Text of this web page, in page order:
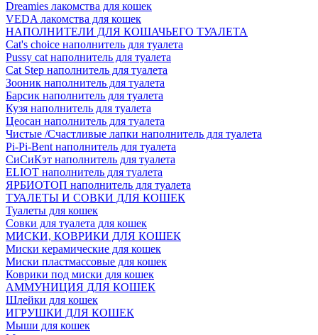
Dreamies лакомства для кошек
VEDA лакомства для кошек
НАПОЛНИТЕЛИ ДЛЯ КОШАЧЬЕГО ТУАЛЕТА
Cat's choice наполнитель для туалета
Pussy cat наполнитель для туалета
Cat Step наполнитель для туалета
Зооник наполнитель для туалета
Барсик наполнитель для туалета
Кузя наполнитель для туалета
Цеосан наполнитель для туалета
Чистые /Счастливые лапки наполнитель для туалета
Pi-Pi-Bent наполнитель для туалета
СиСиКэт наполнитель для туалета
ELIOT наполнитель для туалета
ЯРБИОТОП наполнитель для туалета
ТУАЛЕТЫ И СОВКИ ДЛЯ КОШЕК
Туалеты для кошек
Совки для туалета для кошек
МИСКИ, КОВРИКИ ДЛЯ КОШЕК
Миски керамические для кошек
Миски пластмассовые для кошек
Коврики под миски для кошек
АММУНИЦИЯ ДЛЯ КОШЕК
Шлейки для кошек
ИГРУШКИ ДЛЯ КОШЕК
Мыши для кошек